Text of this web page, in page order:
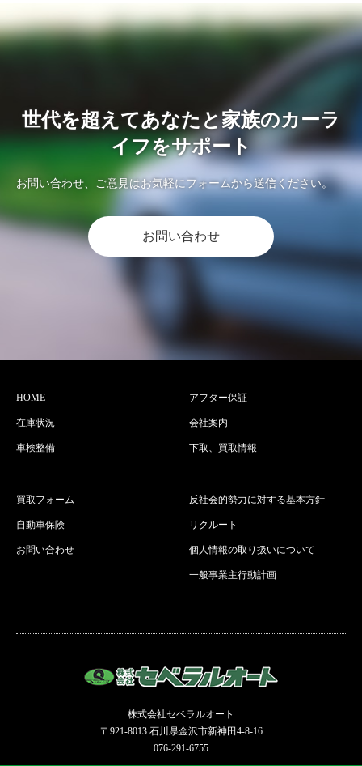
世代を超えてあなたと家族のカーラ
イフをサポート
お問い合わせ、ご意見はお気軽にフォームから送信ください。
お問い合わせ
HOME
在庫状況
車検整備
アフター保証
会社案内
下取、買取情報
買取フォーム
自動車保険
お問い合わせ
反社会的勢力に対する基本方針
リクルート
個人情報の取り扱いについて
一般事業主行動計画
株式会社セベラルオート
〒921-8013 石川県金沢市新神田4-8-16
076-291-6755